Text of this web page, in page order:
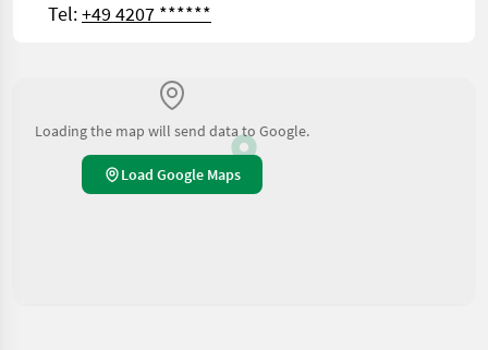
Tel:+49 4207 ******
Loading the map will send data to Google.
Load Google Maps